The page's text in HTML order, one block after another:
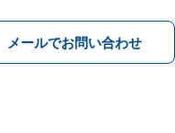
法テラス利用可】【藤枝市役
メールでお問い合わせ